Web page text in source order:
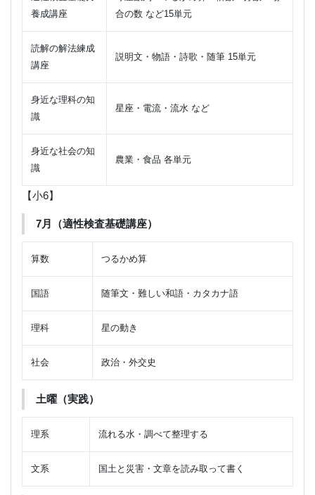
養成講座
合の数 など15単元
読解の解法練成
講座
説明文・物語・詩歌・随筆 15単元
身近な理科の知
識
星座・電流・流水 など
身近な社会の知
識
農業・食品 各単元
【小6】
7月（適性検査基礎講座）
算数 つるかめ算
国語 随筆文・難しい和語・カタカナ語
理科 星の動き
社会 政治・外交史
土曜（実践）
理系 流れる水・調べて整理する
文系 国土と災害・文章を読み取って書く